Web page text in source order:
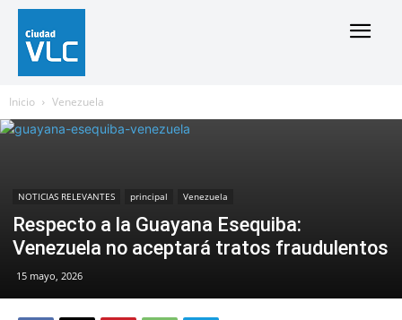
Inicio Venezuela
NOTICIAS RELEVANTES principal Venezuela
Respecto a la Guayana Esequiba:
Venezuela no aceptará tratos fraudulentos
15 mayo, 2026